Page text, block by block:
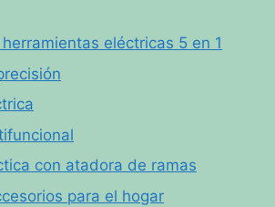
eléctricas 5 en 1
con atadora de ramas
para el hogar